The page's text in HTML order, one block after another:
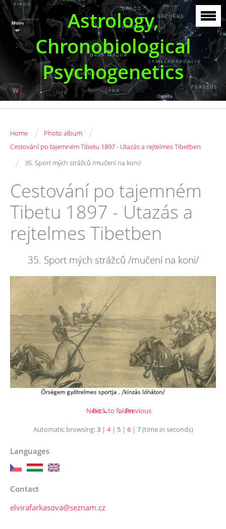
Astrology,
Chronobiological
Psychogenetics
Home / Photo album /
Cestování po tajemném Tibetu 1897 - Utazás a rejtelmes Tibetben
/ 35. Sport mých strážců /mučení na koni/
Cestování po tajemném
Tibetu 1897 - Utazás a
rejtelmes Tibetben
35. Sport mých strážců /mučení na koni/
← Previous
Next →
Back to folder
Automatic browsing:3| 4| 5| 6| 7(time in seconds)
Languages
Contact
elvirafarkasova@seznam.cz